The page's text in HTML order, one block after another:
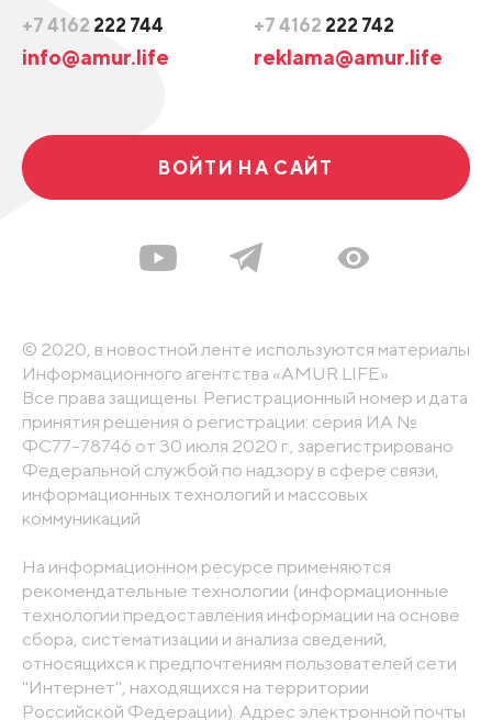
+7 4162 222 744
info@amur.life
+7 4162 222 742
reklama@amur.life
ВОЙТИ НА САЙТ
© 2020, в новостной ленте используются материалы
Информационного агентства «AMUR.LIFE».
Все права защищены. Регистрационный номер и дата
принятия решения о регистрации: серия ИА №
ФС77-78746 от 30 июля 2020 г., зарегистрировано
Федеральной службой по надзору в сфере связи,
информационных технологий и массовых
коммуникаций
На информационном ресурсе применяются
рекомендательные технологии (информационные
технологии предоставления информации на основе
сбора, систематизации и анализа сведений,
относящихся к предпочтениям пользователей сети
"Интернет", находящихся на территории
Российской Федерации). Адрес электронной почты